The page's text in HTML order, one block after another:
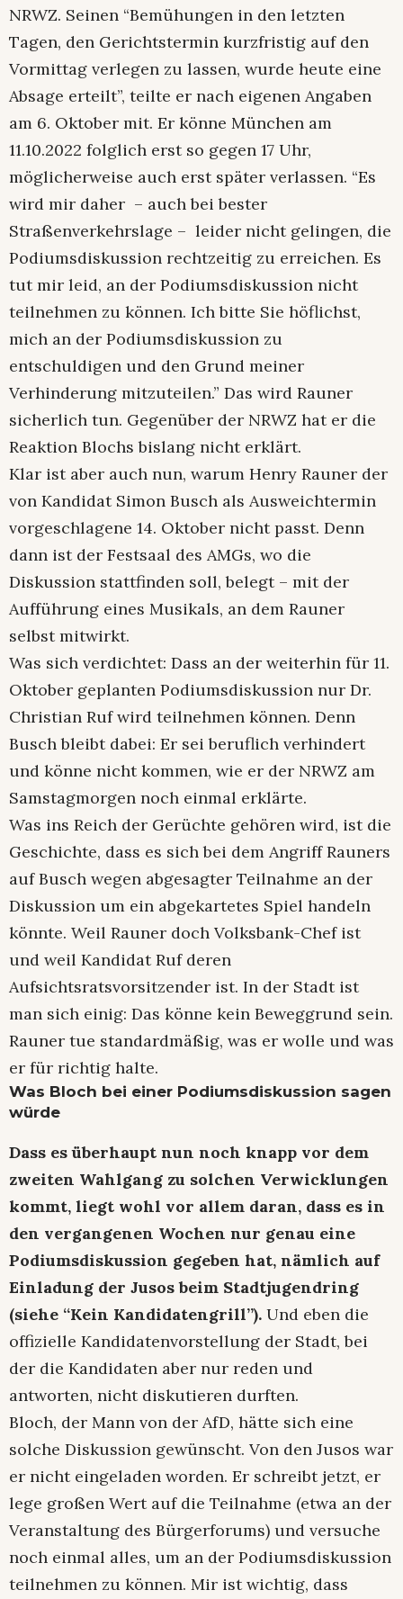
NRWZ. Seinen “Bemühungen in den letzten
Tagen, den Gerichtstermin kurzfristig auf den
Vormittag verlegen zu lassen, wurde heute eine
Absage erteilt”, teilte er nach eigenen Angaben
am 6. Oktober mit. Er könne München am
11.10.2022 folglich erst so gegen 17 Uhr,
möglicherweise auch erst später verlassen. “Es
wird mir daher – auch bei bester
Straßenverkehrslage – leider nicht gelingen, die
Podiumsdiskussion rechtzeitig zu erreichen. Es
tut mir leid, an der Podiumsdiskussion nicht
teilnehmen zu können. Ich bitte Sie höflichst,
mich an der Podiumsdiskussion zu
entschuldigen und den Grund meiner
Verhinderung mitzuteilen.” Das wird Rauner
sicherlich tun. Gegenüber der NRWZ hat er die
Reaktion Blochs bislang nicht erklärt.
Klar ist aber auch nun, warum Henry Rauner der
von Kandidat Simon Busch als Ausweichtermin
vorgeschlagene 14. Oktober nicht passt. Denn
dann ist der Festsaal des AMGs, wo die
Diskussion stattfinden soll, belegt – mit der
Aufführung eines Musikals, an dem Rauner
selbst mitwirkt.
Was sich verdichtet: Dass an der weiterhin für 11.
Oktober geplanten Podiumsdiskussion nur Dr.
Christian Ruf wird teilnehmen können. Denn
Busch bleibt dabei: Er sei beruflich verhindert
und könne nicht kommen, wie er der NRWZ am
Samstagmorgen noch einmal erklärte.
Was ins Reich der Gerüchte gehören wird, ist die
Geschichte, dass es sich bei dem Angriff Rauners
auf Busch wegen abgesagter Teilnahme an der
Diskussion um ein abgekartetes Spiel handeln
könnte. Weil Rauner doch Volksbank-Chef ist
und weil Kandidat Ruf deren
Aufsichtsratsvorsitzender ist. In der Stadt ist
man sich einig: Das könne kein Beweggrund sein.
Rauner tue standardmäßig, was er wolle und was
er für richtig halte.
Was Bloch bei einer Podiumsdiskussion sagen
würde
Dass es überhaupt nun noch knapp vor dem
zweiten Wahlgang zu solchen Verwicklungen
kommt, liegt wohl vor allem daran, dass es in
den vergangenen Wochen nur genau eine
Podiumsdiskussion gegeben hat, nämlich auf
Einladung der Jusos beim Stadtjugendring
(siehe “Kein Kandidatengrill”). Und eben die
offizielle Kandidatenvorstellung der Stadt, bei
der die Kandidaten aber nur reden und
antworten, nicht diskutieren durften.
Bloch, der Mann von der AfD, hätte sich eine
solche Diskussion gewünscht. Von den Jusos war
er nicht eingeladen worden. Er schreibt jetzt, er
lege großen Wert auf die Teilnahme (etwa an der
Veranstaltung des Bürgerforums) und versuche
noch einmal alles, um an der Podiumsdiskussion
teilnehmen zu können. Mir ist wichtig, dass